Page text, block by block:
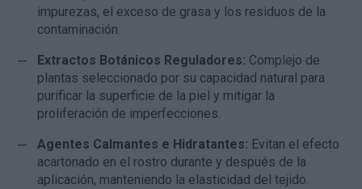
impurezas, el exceso de grasa y los residuos de la
contaminación.
Extractos Botánicos Reguladores: Complejo de
plantas seleccionado por su capacidad natural para
purificar la superficie de la piel y mitigar la
proliferación de imperfecciones.
Agentes Calmantes e Hidratantes: Evitan el efecto
acartonado en el rostro durante y después de la
aplicación, manteniendo la elasticidad del tejido.